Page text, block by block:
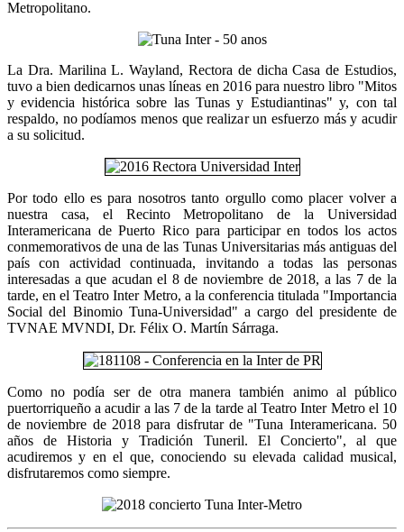
Metropolitano.
La Dra. Marilina L. Wayland, Rectora de dicha Casa de Estudios,
tuvo a bien dedicarnos unas líneas en 2016 para nuestro libro "Mitos
y evidencia histórica sobre las Tunas y Estudiantinas" y, con tal
respaldo, no podíamos menos que realizar un esfuerzo más y acudir
a su solicitud.
Por todo ello es para nosotros tanto orgullo como placer volver a
nuestra casa, el Recinto Metropolitano de la Universidad
Interamericana de Puerto Rico para participar en todos los actos
conmemorativos de una de las Tunas Universitarias más antiguas del
país con actividad continuada, invitando a todas las personas
interesadas a que acudan el 8 de noviembre de 2018, a las 7 de la
tarde, en el Teatro Inter Metro, a la conferencia titulada "Importancia
Social del Binomio Tuna-Universidad" a cargo del presidente de
TVNAE MVNDI, Dr. Félix O. Martín Sárraga.
Como no podía ser de otra manera también animo al público
puertorriqueño a acudir a las 7 de la tarde al Teatro Inter Metro el 10
de noviembre de 2018 para disfrutar de "Tuna Interamericana. 50
años de Historia y Tradición Tuneril. El Concierto", al que
acudiremos y en el que, conociendo su elevada calidad musical,
disfrutaremos como siempre.